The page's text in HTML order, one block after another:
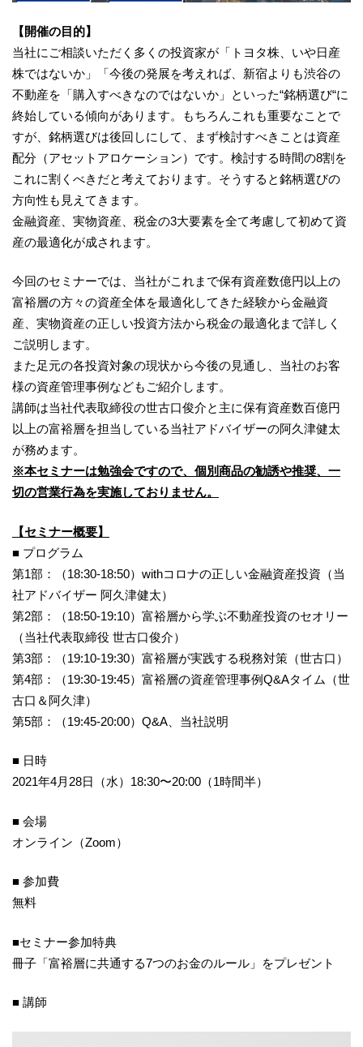
【開催の目的】
当社にご相談いただく多くの投資家が「トヨタ株、いや日産
株ではないか」「今後の発展を考えれば、新宿よりも渋谷の
不動産を「購入すべきなのではないか」といった“銘柄選び“に
終始している傾向があります。もちろんこれも重要なことで
すが、銘柄選びは後回しにして、まず検討すべきことは資産
配分（アセットアロケーション）です。検討する時間の8割を
これに割くべきだと考えております。そうすると銘柄選びの
方向性も見えてきます。
金融資産、実物資産、税金の3大要素を全て考慮して初めて資
産の最適化が成されます。
今回のセミナーでは、当社がこれまで保有資産数億円以上の
富裕層の方々の資産全体を最適化してきた経験から金融資
産、実物資産の正しい投資方法から税金の最適化まで詳しく
ご説明します。
また足元の各投資対象の現状から今後の見通し、当社のお客
様の資産管理事例などもご紹介します。
講師は当社代表取締役の世古口俊介と主に保有資産数百億円
以上の富裕層を担当している当社アドバイザーの阿久津健太
が務めます。
※本セミナーは勉強会ですので、個別商品の勧誘や推奨、一
切の営業行為を実施しておりません。
【セミナー概要】
■ プログラム
第1部：（18:30-18:50）withコロナの正しい金融資産投資（当
社アドバイザー 阿久津健太）
第2部：（18:50-19:10）富裕層から学ぶ不動産投資のセオリー
（当社代表取締役 世古口俊介）
第3部：（19:10-19:30）富裕層が実践する税務対策（世古口）
第4部：（19:30-19:45）富裕層の資産管理事例Q&Aタイム（世
古口＆阿久津）
第5部：（19:45-20:00）Q&A、当社説明
■ 日時
2021年4月28日（水）18:30〜20:00（1時間半）
■ 会場
オンライン（Zoom）
■ 参加費
無料
■セミナー参加特典
冊子「富裕層に共通する7つのお金のルール」をプレゼント
■ 講師